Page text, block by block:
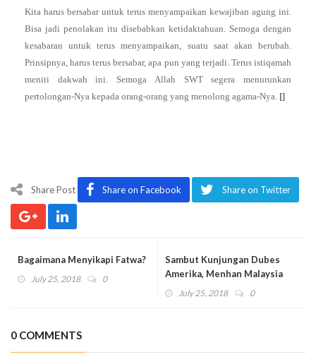
Kita harus bersabar untuk terus menyampaikan kewajiban agung ini.
Bisa jadi penolakan itu disebabkan ketidaktahuan. Semoga dengan
kesabaran untuk terus menyampaikan, suatu saat akan berubah.
Prinsipnya, harus terus bersabar, apa pun yang terjadi. Terus istiqamah
meniti dakwah ini. Semoga Allah SWT segera menurunkan
pertolongan-Nya kepada orang-orang yang menolong agama-Nya. []
Share Post Share on Facebook Share on Twitter
Bagaimana Menyikapi Fatwa?
July 25, 2018 0
Sambut Kunjungan Dubes
Amerika, Menhan Malaysia
Dikecam
July 25, 2018 0
0 COMMENTS